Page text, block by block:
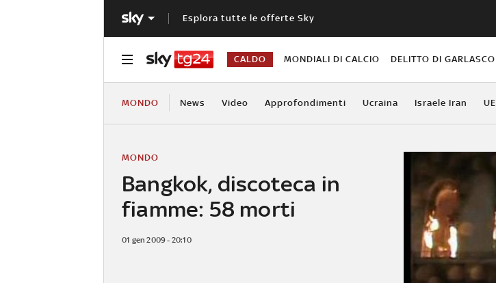
Esplora tutte le offerte Sky
CALDO MONDIALI DI CALCIO DELITTO DI GARLASCO
MONDO News Video Approfondimenti Ucraina Israele Iran UE
Bangkok, discoteca in
fiamme: 58 morti
MONDO
01 gen 2009 - 20:10